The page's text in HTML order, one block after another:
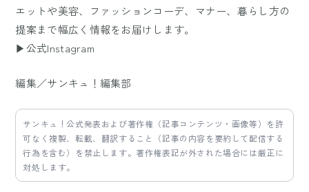
エットや美容、ファッションコーデ、マナー、暮らし方の
提案まで幅広く情報をお届けします。
▶公式Instagram
編集／サンキュ！編集部
サンキュ！公式発表および著作権（記事コンテンツ・画像等）を許
可なく複製、転載、翻訳すること（記事の内容を要約して配信する
行為を含む）を禁止します。著作権表記が外された場合には厳正に
対処します。